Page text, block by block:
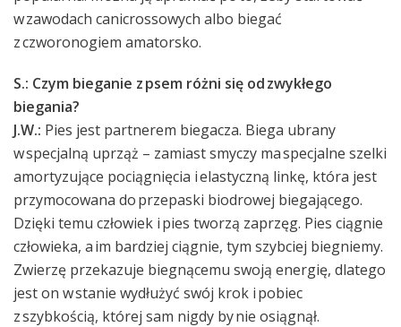
w zawodach canicrossowych albo biegać
z czworonogiem amatorsko.
S.: Czym bieganie z psem różni się od zwykłego
biegania?
J.W.: Pies jest partnerem biegacza. Biega ubrany
w specjalną uprząż – zamiast smyczy ma specjalne szelki
amortyzujące pociągnięcia i elastyczną linkę, która jest
przymocowana do przepaski biodrowej biegającego.
Dzięki temu człowiek i pies tworzą zaprzęg. Pies ciągnie
człowieka, a im bardziej ciągnie, tym szybciej biegniemy.
Zwierzę przekazuje biegnącemu swoją energię, dlatego
jest on w stanie wydłużyć swój krok i pobiec
z szybkością, której sam nigdy by nie osiągnął.